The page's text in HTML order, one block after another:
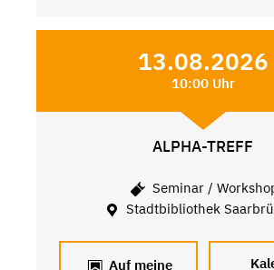
13.08.2026
10:00 Uhr
ALPHA-TREFF
Seminar /
Stadtbibliothek
Auf meine